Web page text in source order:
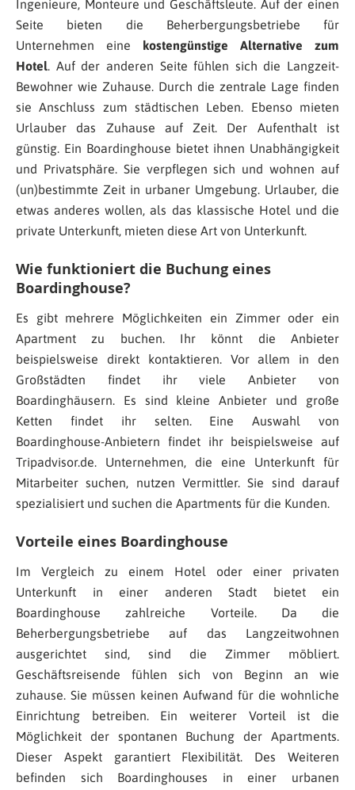
Ingenieure, Monteure und Geschäftsleute. Auf der einen
Seite bieten die Beherbergungsbetriebe für
Unternehmen eine
kostengünstige Alternative zum
Hotel. Auf der anderen Seite fühlen sich die Langzeit-
Bewohner wie Zuhause. Durch die zentrale Lage finden
sie Anschluss zum städtischen Leben. Ebenso mieten
Urlauber das Zuhause auf Zeit. Der Aufenthalt ist
günstig. Ein Boardinghouse bietet ihnen Unabhängigkeit
und Privatsphäre. Sie verpflegen sich und wohnen auf
(un)bestimmte Zeit in urbaner Umgebung. Urlauber, die
etwas anderes wollen, als das klassische Hotel und die
private Unterkunft, mieten diese Art von Unterkunft.
Wie funktioniert die Buchung eines
Boardinghouse?
Es gibt mehrere Möglichkeiten ein Zimmer oder ein
Apartment zu buchen. Ihr könnt die Anbieter
beispielsweise direkt kontaktieren. Vor allem in den
Großstädten findet ihr viele Anbieter von
Boardinghäusern. Es sind kleine Anbieter und große
Ketten findet ihr selten. Eine Auswahl von
Boardinghouse-Anbietern findet ihr beispielsweise auf
Tripadvisor.de. Unternehmen, die eine Unterkunft für
Mitarbeiter suchen, nutzen Vermittler. Sie sind darauf
spezialisiert und suchen die Apartments für die Kunden.
Vorteile eines Boardinghouse
Im Vergleich zu einem Hotel oder einer privaten
Unterkunft in einer anderen Stadt bietet ein
Boardinghouse zahlreiche Vorteile. Da die
Beherbergungsbetriebe auf das Langzeitwohnen
ausgerichtet sind, sind die Zimmer möbliert.
Geschäftsreisende fühlen sich von Beginn an wie
zuhause. Sie müssen keinen Aufwand für die wohnliche
Einrichtung betreiben. Ein weiterer Vorteil ist die
Möglichkeit der spontanen Buchung der Apartments.
Dieser Aspekt garantiert Flexibilität. Des Weiteren
befinden sich Boardinghouses in einer urbanen